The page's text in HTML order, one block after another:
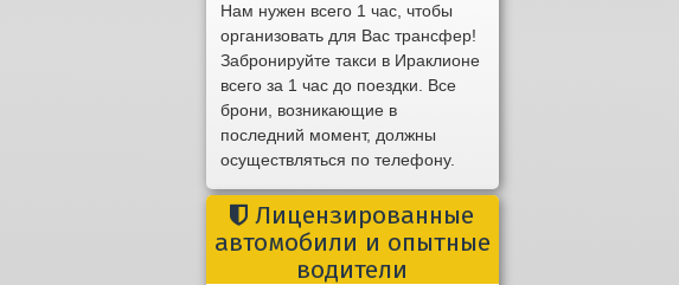
Нам нужен всего 1 час, чтобы
организовать для Вас трансфер!
Забронируйте такси в Ираклионе
всего за 1 час до поездки. Все
брони, возникающие в
последний момент, должны
осуществляться по телефону.
Лицензированные
автомобили и опытные
водители